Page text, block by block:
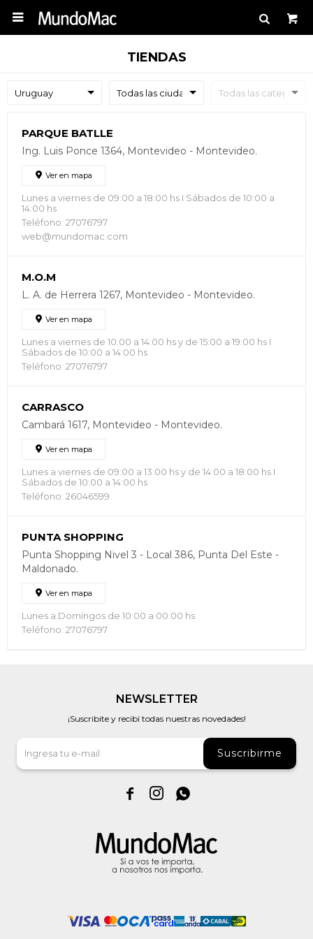

TIENDAS
PARQUE BATLLE
Ing. Luis Ponce 1364, Montevideo - Montevideo.
Ver en mapa
Lunes a viernes de 09:00 a 18:00 hs I Sábados de 10:00 a
14:00 hs
Teléfono: 27076797
web@mundomac.com
M.O.M
L. A. de Herrera 1267, Montevideo - Montevideo.
Ver en mapa
Lunes a viernes de 10:00 a 14:00 hs y de 15:00 a 19:00 hs I
Sábados de 10:00 a 14:00 hs
Teléfono: 27076797
CARRASCO
Cambará 1617, Montevideo - Montevideo.
Ver en mapa
Lunes a viernes de 09:00 a 13:00 hs y de 14:00 a 18:00 hs I
Sábados de 10:00 a 14:00 hs
Teléfono: 26046599
PUNTA SHOPPING
Punta Shopping Nivel 3 - Local 386, Punta Del Este -
Maldonado.
Ver en mapa
Lunes a Domingos de 10:00 a 00:00 hs
Teléfono: 27076797
NEWSLETTER
¡Suscribite y recibí todas nuestras novedades!
Suscribirme
  